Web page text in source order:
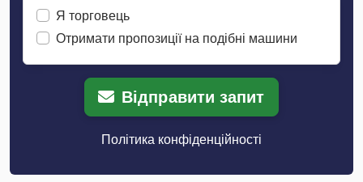
Я торговець
Отримати пропозиції на подібні машини
Відправити запит
Політика конфіденційності